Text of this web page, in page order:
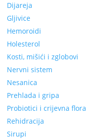
Dijareja
Gljivice
Hemoroidi
Holesterol
Kosti, mišići i zglobovi
Nervni sistem
Nesanica
Prehlada i gripa
Probiotici i crijevna flora
Rehidracija
Sirupi